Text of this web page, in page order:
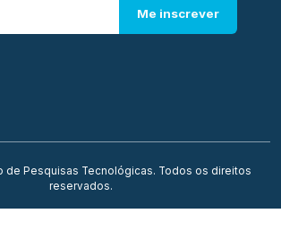
Me inscrever
de Pesquisas Tecnológicas. Todos os direitos
reservados.